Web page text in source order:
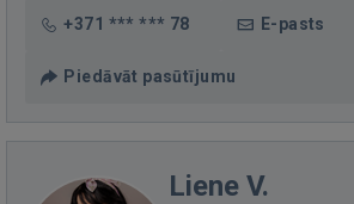
+371 *** *** 78 E-pasts
Piedāvāt pasūtījumu
Liene V.